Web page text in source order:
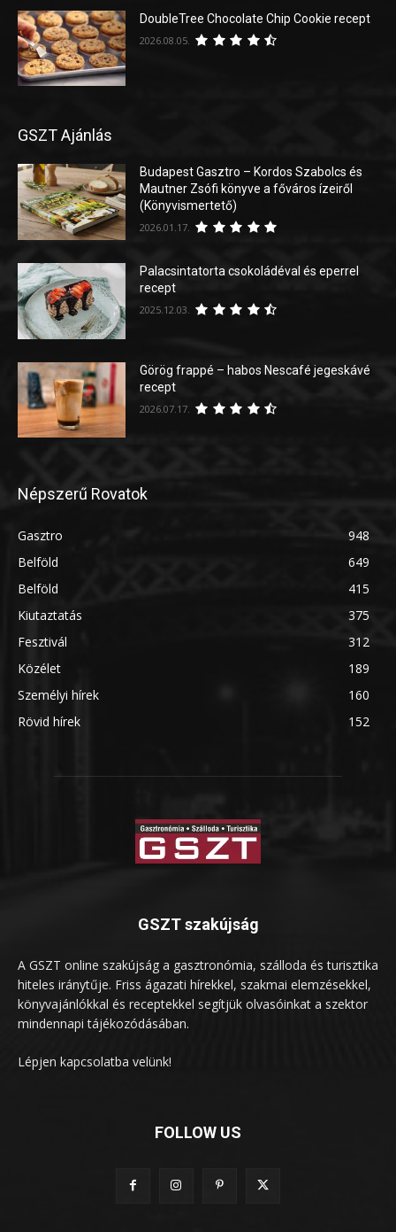
DoubleTree Chocolate Chip Cookie recept
2026.08.05.
GSZT Ajánlás
Budapest Gasztro – Kordos Szabolcs és
Mautner Zsófi könyve a főváros ízeiről
(Könyvismertető)
2026.01.17.
Palacsintatorta csokoládéval és eperrel
recept
2025.12.03.
Görög frappé – habos Nescafé jegeskávé
recept
2026.07.17.
Népszerű Rovatok
Gasztro
948
Belföld
649
Belföld
415
Kiutaztatás
375
Fesztivál
312
Közélet
189
Személyi hírek
160
Rövid hírek
152
GSZT szakújság
A GSZT online szakújság a gasztronómia, szálloda és turisztika
hiteles iránytűje. Friss ágazati hírekkel, szakmai elemzésekkel,
könyvajánlókkal és receptekkel segítjük olvasóinkat a szektor
mindennapi tájékozódásában.
Lépjen kapcsolatba velünk!
FOLLOW US